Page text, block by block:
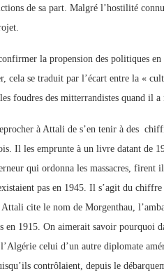
de sa part. Malgré l’hostilité
la propension des politiques en
cela se traduit par l’écart entre la «
foudres des mitterrandistes quand il a
à Attali de s’en tenir à des
Il les emprunte à un livre datant de
qui ordonna les massacres,
pas en 1945. Il s’agit du
cite le nom de Morgenthau,
en 1915. On aimerait savoir pourquoi
celui d’un autre diplomate
contrôlaient, depuis le